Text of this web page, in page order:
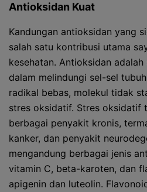
Antioksidan Kuat
Kandungan antioksidan yang
salah satu kontribusi utama
kesehatan. Antioksidan
dalam melindungi sel-sel
radikal bebas, molekul tidak
stres oksidatif. Stres oksidatif
berbagai penyakit kronis,
kanker, dan penyakit
mengandung berbagai jenis
vitamin C, beta-karoten, dan
apigenin dan luteolin.